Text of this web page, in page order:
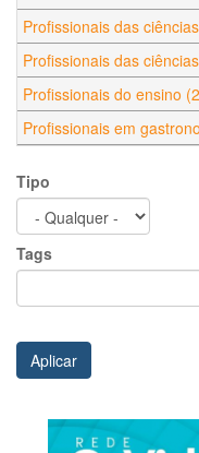
Profissionais das
Profissionais das
Profissionais do ensino
Profissionais em
Tipo
Tags
Aplicar